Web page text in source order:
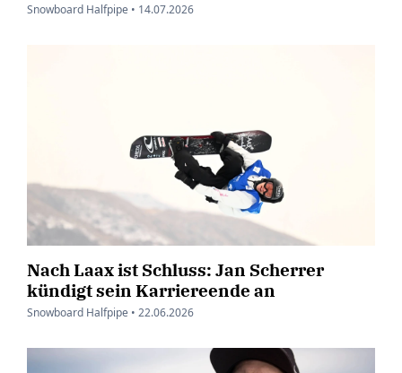
Snowboard Halfpipe • 14.07.2026
Nach Laax ist Schluss: Jan Scherrer
kündigt sein Karriereende an
Snowboard Halfpipe • 22.06.2026